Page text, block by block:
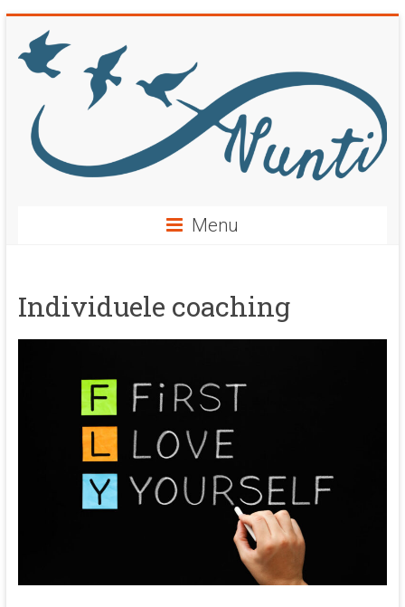
naar
inhoud
Menu
Individuele coaching